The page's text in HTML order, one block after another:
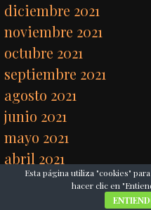
diciembre 2021
noviembre 2021
octubre 2021
septiembre 2021
agosto 2021
junio 2021
mayo 2021
abril 2021
marzo 2021
Esta página utiliza "cookies"
hacer clic en